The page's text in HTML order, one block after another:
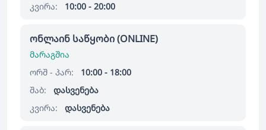
კვირა:
10:00 - 20:00
ონლაინ საწყობი (ONLINE)
მარაგშია
ორშ - პარ:
10:00 - 18:00
შაბ:
დასვენება
კვირა:
დასვენება